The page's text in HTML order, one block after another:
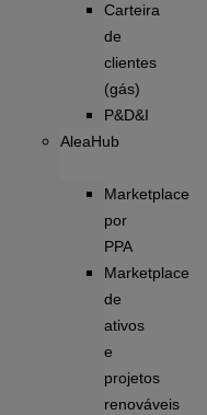
Carteira
de
clientes
(gás)
P&D&I
AleaHub
Marketplace
por
PPA
Marketplace
de
ativos
e
projetos
renováveis